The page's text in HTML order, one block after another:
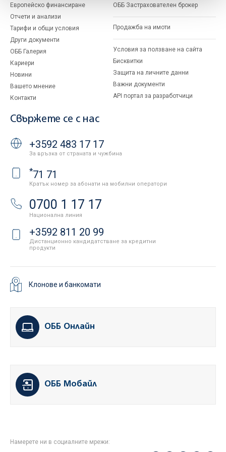
Европейско финансиране
Отчети и анализи
Тарифи и общи условия
Други документи
ОББ Галерия
Кариери
Новини
Вашето мнение
Контакти
ОББ Застрахователен брокер
Продажба на имоти
Условия за ползване на сайта
Бисквитки
Защита на личните данни
Важни документи
API портал за разработчици
Свържете се с нас
+3592 483 17 17
За връзка от страната и чужбина
*71 71
Кратък номер за абонати на мобилни оператори
0700 1 17 17
Национална линия
+3592 811 20 99
Дистанционно кандидатстване за кредитни
продукти
Клонове и банкомати
ОББ Онлайн
ОББ Мобайл
Намерете ни в социалните мрежи: